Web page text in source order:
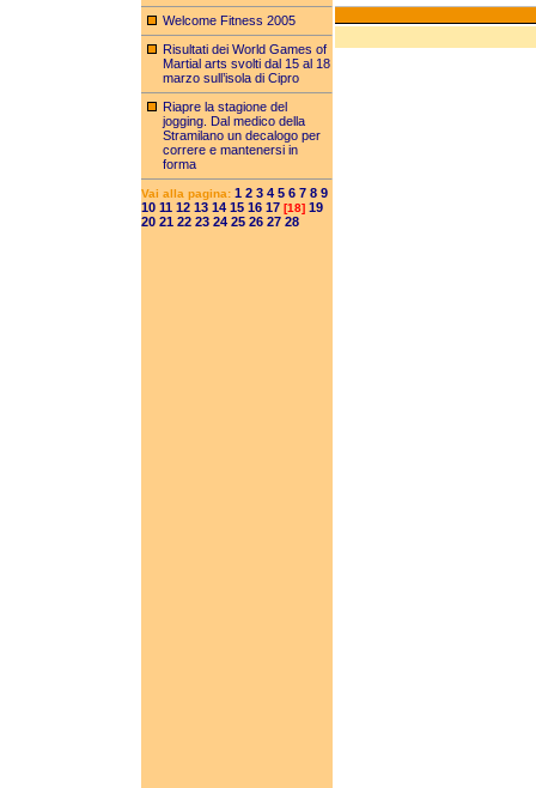
Welcome Fitness 2005
Risultati dei World Games of
Martial arts svolti dal 15 al 18
marzo sull’isola di Cipro
Riapre la stagione del
jogging. Dal medico della
Stramilano un decalogo per
correre e mantenersi in
forma
Vai alla pagina: 1 2 3 4 5 6 7 8 9
10 11 12 13 14 15 16 17 [18] 19
20 21 22 23 24 25 26 27 28